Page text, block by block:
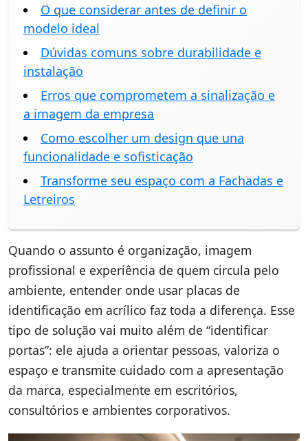
O que considerar antes de definir o
modelo ideal
Dúvidas comuns sobre durabilidade e
instalação
Erros que comprometem a sinalização e
a imagem da empresa
Como escolher um design que una
funcionalidade e sofisticação
Transforme seu espaço com a Fachadas e
Letreiros
Quando o assunto é organização, imagem
profissional e experiência de quem circula pelo
ambiente, entender onde usar placas de
identificação em acrílico faz toda a diferença. Esse
tipo de solução vai muito além de “identificar
portas”: ele ajuda a orientar pessoas, valoriza o
espaço e transmite cuidado com a apresentação
da marca, especialmente em escritórios,
consultórios e ambientes corporativos.